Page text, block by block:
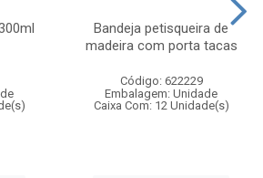
Bandeja petisqueira de
madeira com porta tacas
Código: 622229
Embalagem: Unidade
Caixa Com: 12 Unidade(s)